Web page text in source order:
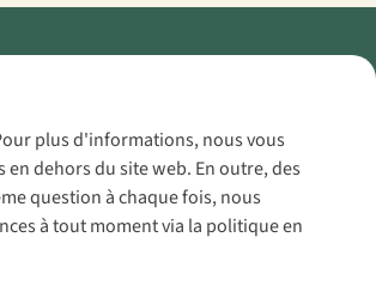
plus d'informations, nous vous
dehors du site web. En outre, des
question à chaque fois, nous
à tout moment via la politique en